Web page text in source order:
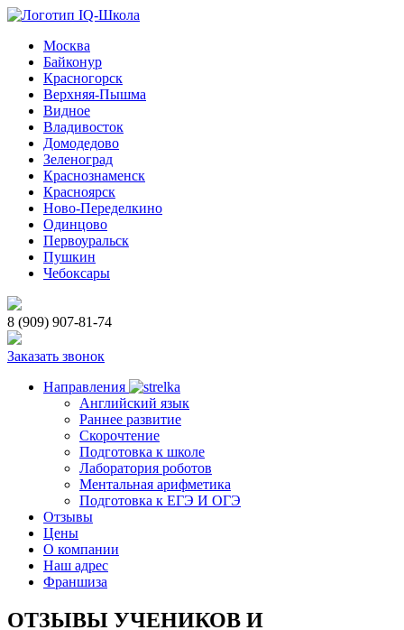
Москва
Байконур
Красногорск
Верхняя-Пышма
Видное
Владивосток
Домодедово
Зеленоград
Краснознаменск
Красноярск
Ново-Переделкино
Одинцово
Первоуральск
Пушкин
Чебоксары
8 (909) 907-81-74
Заказать звонок
Направления
Английский язык
Раннее развитие
Скорочтение
Подготовка к школе
Лаборатория роботов
Ментальная арифметика
Подготовка к ЕГЭ И ОГЭ
Отзывы
Цены
О компании
Наш адрес
Франшиза
ОТЗЫВЫ УЧЕНИКОВ И